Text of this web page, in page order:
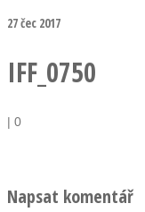
27čec 2017
IFF_0750
| 0
Napsat komentář